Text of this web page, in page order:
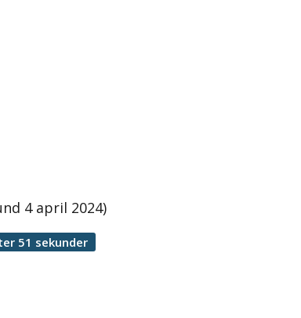
4 april 2024)
51 sekunder